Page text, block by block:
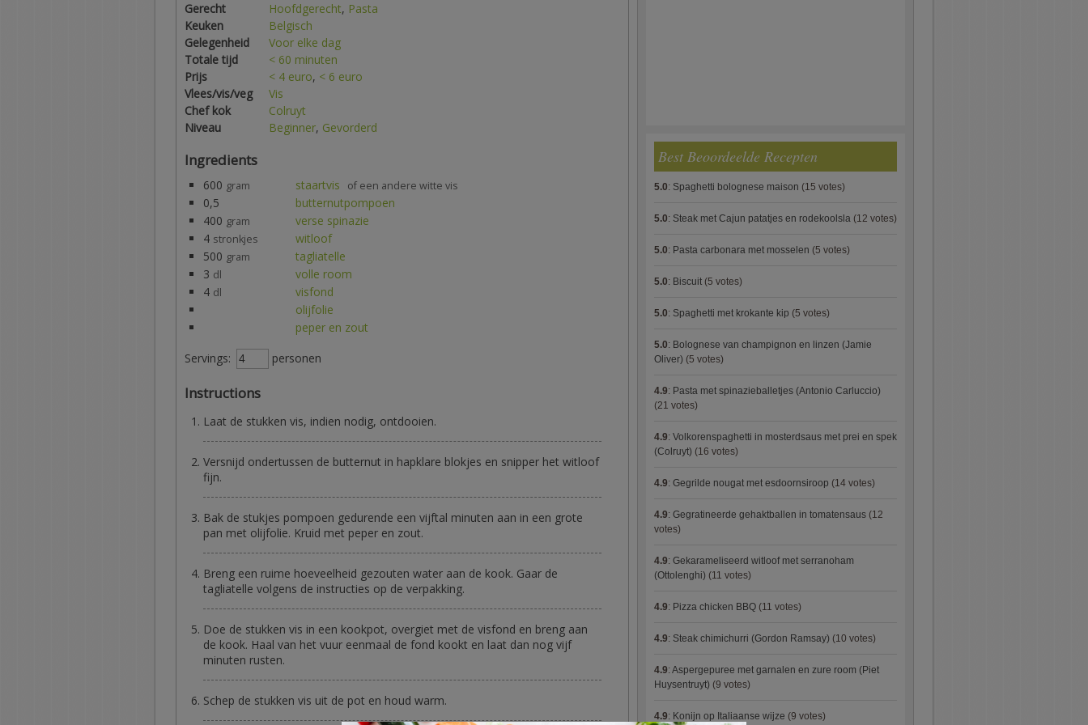
Gerecht Hoofdgerecht, Pasta
Keuken
Belgisch
Gelegenheid
Voor elke dag
Totale tijd
< 60 minuten
Prijs
< 4 euro, < 6 euro
Vlees/vis/veg
Vis
Chef kok
Colruyt
Niveau
Beginner, Gevorderd
Ingredients
600 gram staartvis of een andere witte vis
0,5
butternutpompoen
400 gram
verse spinazie
4 stronkjes
witloof
500 gram
tagliatelle
3 dl
volle room
4 dl
visfond
olijfolie
peper en zout
Servings:
personen
Instructions
Laat de stukken vis, indien nodig, ontdooien.
Versnijd ondertussen de butternut in hapklare blokjes en snipper het witloof
fijn.
Bak de stukjes pompoen gedurende een vijftal minuten aan in een grote
pan met olijfolie. Kruid met peper en zout.
Breng een ruime hoeveelheid gezouten water aan de kook. Gaar de
tagliatelle volgens de instructies op de verpakking.
Doe de stukken vis in een kookpot, overgiet met de visfond en breng aan
de kook. Haal van het vuur eenmaal de fond kookt en laat dan nog vijf
minuten rusten.
Schep de stukken vis uit de pot en houd warm.
Best Beoordeelde Recepten
5.0: Spaghetti bolognese maison (15 votes)
5.0: Steak met Cajun patatjes en rodekoolsla (12 votes)
5.0: Pasta carbonara met mosselen (5 votes)
5.0: Biscuit (5 votes)
5.0: Spaghetti met krokante kip (5 votes)
5.0: Bolognese van champignon en linzen (Jamie
Oliver) (5 votes)
4.9: Pasta met spinazieballetjes (Antonio Carluccio)
(21 votes)
4.9: Volkorenspaghetti in mosterdsaus met prei en spek
(Colruyt) (16 votes)
4.9: Gegrilde nougat met esdoornsiroop (14 votes)
4.9: Gegratineerde gehaktballen in tomatensaus (12
votes)
4.9: Gekarameliseerd witloof met serranoham
(Ottolenghi) (11 votes)
4.9: Pizza chicken BBQ (11 votes)
4.9: Steak chimichurri (Gordon Ramsay) (10 votes)
4.9: Aspergepuree met garnalen en zure room (Piet
Huysentruyt) (9 votes)
4.9: Konijn op Italiaanse wijze (9 votes)